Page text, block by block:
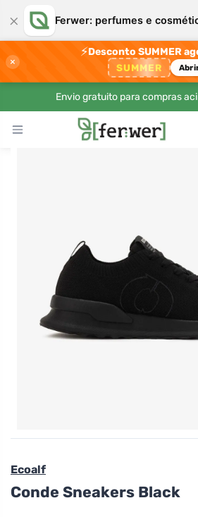
× Ferwer: perfumes e
×
⚡Desconto SUMMER
SUMMER
Envio gratuito para compras
Ecoalf
Conde Sneakers Black